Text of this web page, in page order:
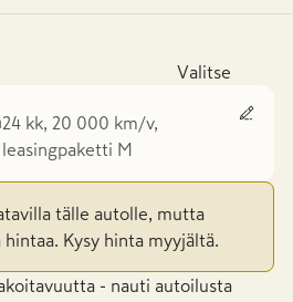
Valitse
24 kk, 20 000 km/v,
leasingpaketti M
tälle autolle, mutta
Kysy hinta myyjältä.
- nauti autoilusta